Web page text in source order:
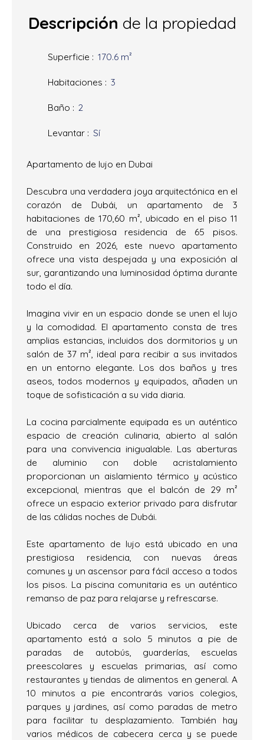
Descripción de la propiedad
Superficie : 170.6 m²
Habitaciones : 3
Baño : 2
Levantar : Sí
Apartamento de lujo en Dubai
Descubra una verdadera joya arquitectónica en el
corazón de Dubái, un apartamento de 3
habitaciones de 170,60 m², ubicado en el piso 11
de una prestigiosa residencia de 65 pisos.
Construido en 2026, este nuevo apartamento
ofrece una vista despejada y una exposición al
sur, garantizando una luminosidad óptima durante
todo el día.
Imagina vivir en un espacio donde se unen el lujo
y la comodidad. El apartamento consta de tres
amplias estancias, incluidos dos dormitorios y un
salón de 37 m², ideal para recibir a sus invitados
en un entorno elegante. Los dos baños y tres
aseos, todos modernos y equipados, añaden un
toque de sofisticación a su vida diaria.
La cocina parcialmente equipada es un auténtico
espacio de creación culinaria, abierto al salón
para una convivencia inigualable. Las aberturas
de aluminio con doble acristalamiento
proporcionan un aislamiento térmico y acústico
excepcional, mientras que el balcón de 29 m²
ofrece un espacio exterior privado para disfrutar
de las cálidas noches de Dubái.
Este apartamento de lujo está ubicado en una
prestigiosa residencia, con nuevas áreas
comunes y un ascensor para fácil acceso a todos
los pisos. La piscina comunitaria es un auténtico
remanso de paz para relajarse y refrescarse.
Ubicado cerca de varios servicios, este
apartamento está a solo 5 minutos a pie de
paradas de autobús, guarderías, escuelas
preescolares y escuelas primarias, así como
restaurantes y tiendas de alimentos en general. A
10 minutos a pie encontrarás varios colegios,
parques y jardines, así como paradas de metro
para facilitar tu desplazamiento. También hay
varios médicos de cabecera cerca y se puede